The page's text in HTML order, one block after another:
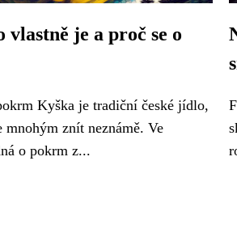
vlastně je a proč se o
Kyška je tradiční české jídlo,
mnohým znít neznámě. Ve
o pokrm z...